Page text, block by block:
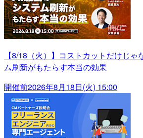
【8/18（火）】コストカットだけじ
ム刷新がもたらす本当の効果
開催前2026年8月18日(火) 15:00